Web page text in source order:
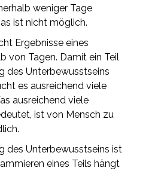
weniger Tage
ist nicht möglich.
Ergebnisse eines
von Tagen. Damit ein Teil
des Unterbewusstseins
es ausreichend viele
ausreichend viele
ist von Mensch zu
des Unterbewusstseins ist
eines Teils hängt